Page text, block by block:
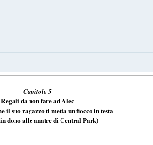
Capitolo 5
Regali da non fare ad Alec
il suo ragazzo ti metta un fiocco in testa
dono alle anatre di Central Park)